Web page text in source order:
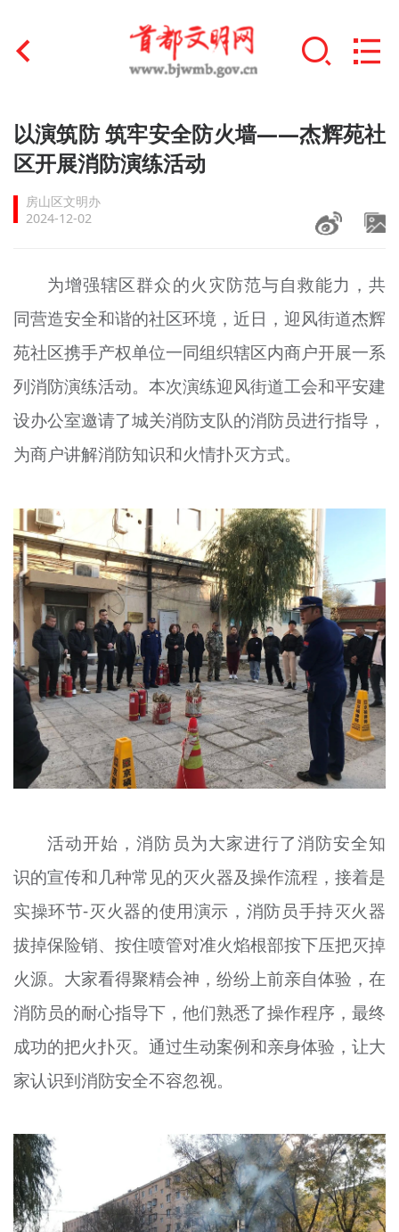
首页
文明创建
文明实践
未成年人思想道德建设
榜样人物
+
身边好人
文明评论
北京宣传文化引导基金
宣传思想文化人才
专题
资料库
+
以演筑防 筑牢安全防火墙——杰辉苑社
区开展消防演练活动
房山区文明办
2024-12-02
为增强辖区群众的火灾防范与自救能力，共
同营造安全和谐的社区环境，近日，迎风街道杰辉
苑社区携手产权单位一同组织辖区内商户开展一系
列消防演练活动。本次演练迎风街道工会和平安建
设办公室邀请了城关消防支队的消防员进行指导，
为商户讲解消防知识和火情扑灭方式。
活动开始，消防员为大家进行了消防安全知
识的宣传和几种常见的灭火器及操作流程，接着是
实操环节-灭火器的使用演示，消防员手持灭火器
拔掉保险销、按住喷管对准火焰根部按下压把灭掉
火源。大家看得聚精会神，纷纷上前亲自体验，在
消防员的耐心指导下，他们熟悉了操作程序，最终
成功的把火扑灭。通过生动案例和亲身体验，让大
家认识到消防安全不容忽视。